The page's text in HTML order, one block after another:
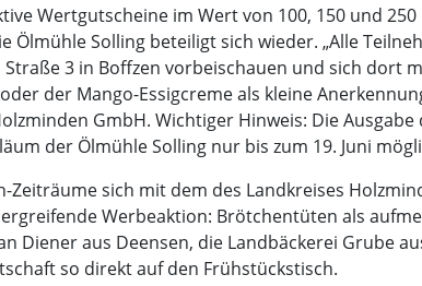
Wertgutscheine im Wert von 100, 150 und
Solling beteiligt sich wieder. „Alle
3 in Boffzen vorbeischauen und sich dort
der Mango-Essigcreme als kleine
GmbH. Wichtiger Hinweis: Die
der Ölmühle Solling nur bis zum 19. Juni
sich mit dem des Landkreises
Werbeaktion: Brötchentüten als
aus Deensen, die Landbäckerei Grube
so direkt auf den Frühstückstisch.